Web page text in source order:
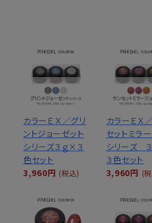
カラーＥＸ／グリ
ントジョーゼット
シリーズ３ｇ×３
色セット
3,960円 (税込)
カラーＥＸ
セットミラ
シリーズ
３色セット
3,960円 (